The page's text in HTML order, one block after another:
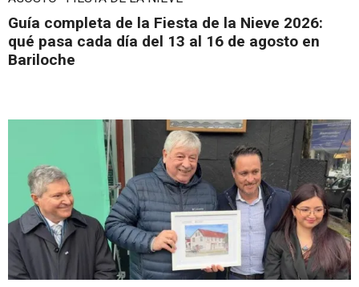
Guía completa de la Fiesta de la Nieve 2026:
qué pasa cada día del 13 al 16 de agosto en
Bariloche